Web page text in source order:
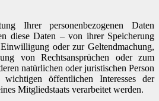
Ihrer personenbezogenen Daten
diese Daten – von ihrer Speicherung
oder zur Geltendmachung,
von Rechtsansprüchen oder zum
natürlichen oder juristischen Person
öffentlichen Interesses der
Mitgliedstaats verarbeitet werden.